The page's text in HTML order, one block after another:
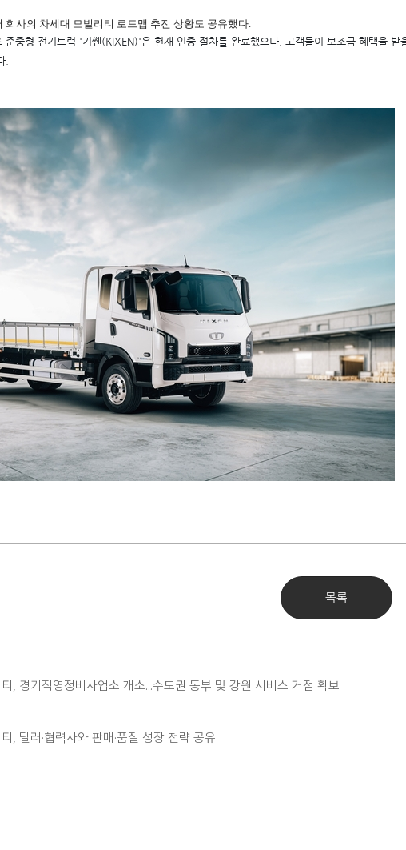
회사의 차세대 모빌리티 로드맵 추진 상황도 공유했다.
준중형 전기트럭 '기쎈(KIXEN)'은 현재 인증 절차를 완료했으나, 고객들이 보조금 혜택을
.
목록
, 경기직영정비사업소 개소...수도권 동부 및 강원 서비스 거점 확보
, 딜러·협력사와 판매·품질 성장 전략 공유